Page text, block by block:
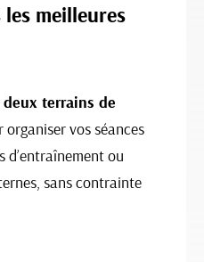
les meilleures
deux terrains de
organiser vos séances
d’entraînement ou
sans contrainte